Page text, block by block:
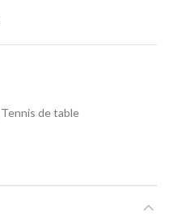
Tennis de table